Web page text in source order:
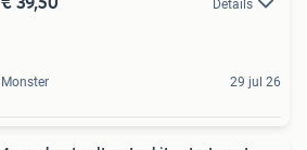
Details
Monster 29 jul 26